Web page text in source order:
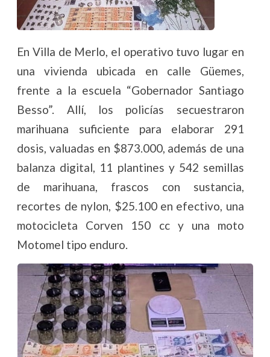
En Villa de Merlo, el operativo tuvo lugar en
una vivienda ubicada en calle Güemes,
frente a la escuela “Gobernador Santiago
Besso”. Allí, los policías secuestraron
marihuana suficiente para elaborar 291
dosis, valuadas en $873.000, además de una
balanza digital, 11 plantines y 542 semillas
de marihuana, frascos con sustancia,
recortes de nylon, $25.100 en efectivo, una
motocicleta Corven 150 cc y una moto
Motomel tipo enduro.